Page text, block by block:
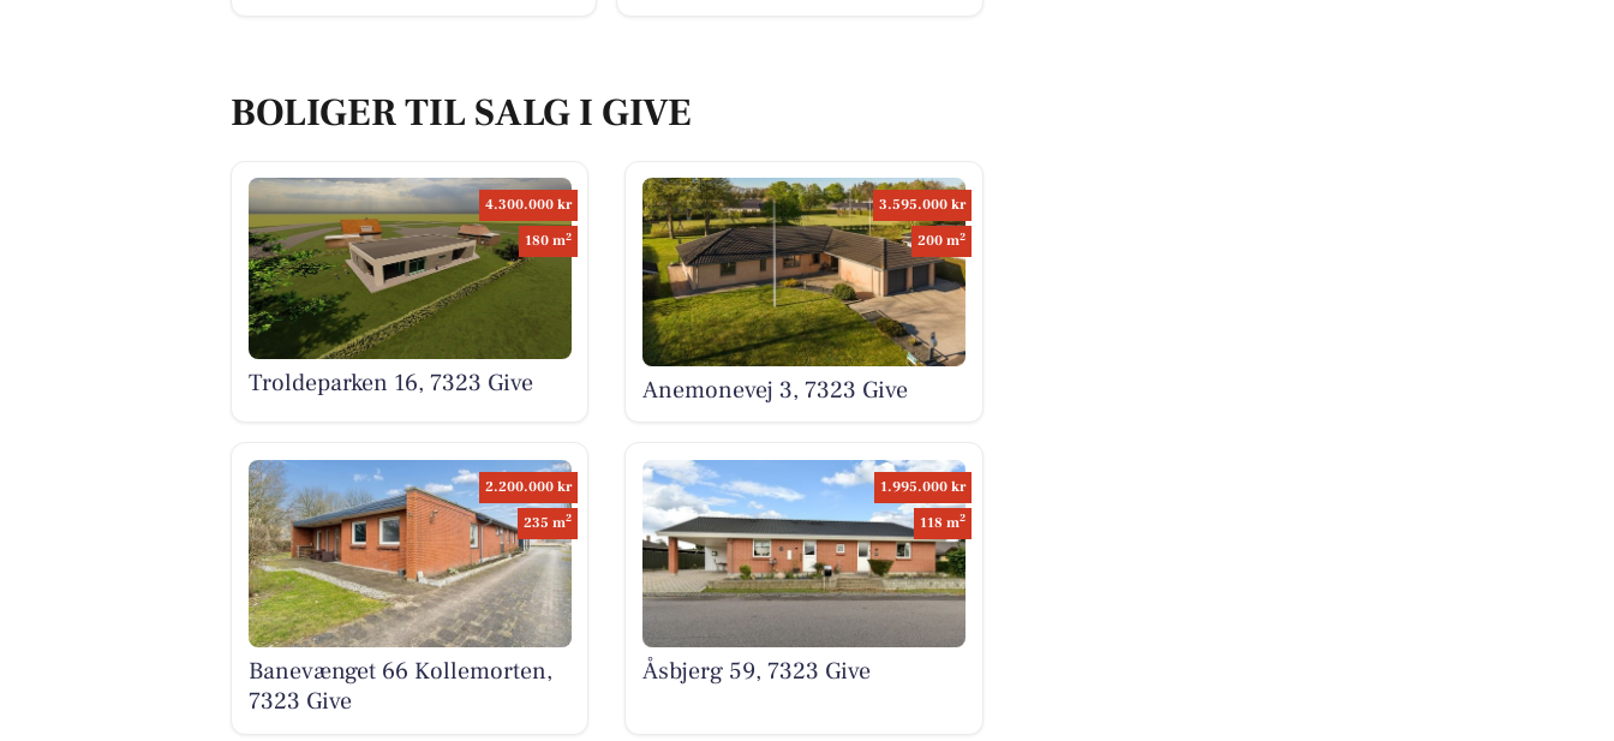
BOLIGER TIL SALG I GIVE
4.300.000 kr
180 m2
Troldeparken 16, 7323 Give
3.595.000 kr
200 m2
Anemonevej 3, 7323 Give
2.200.000 kr
235 m2
Banevænget 66 Kollemorten,
7323 Give
1.995.000 kr
118 m2
Åsbjerg 59, 7323 Give